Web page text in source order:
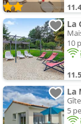
La
10
La
5